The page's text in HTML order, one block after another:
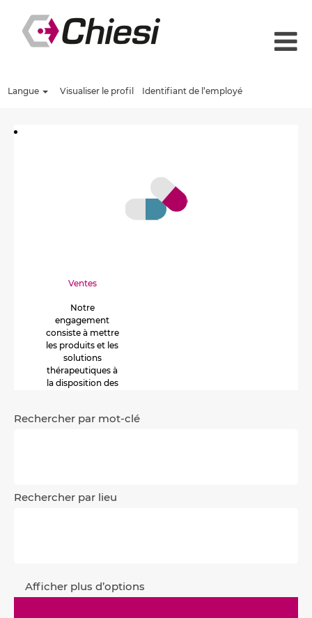
Langue Visualiser le profil Identifiant de l’employé
Ventes
Notre
engagement
consiste à mettre
les produits et les
solutions
thérapeutiques à
la disposition des
monde entier.
Rechercher par mot-clé
Rechercher par lieu
Afficher plus d’options